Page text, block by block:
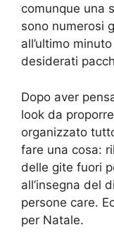
comunque una
sono numerosi
all’ultimo
desiderati
Dopo aver
look da
organizzato
fare una cosa:
delle gite fuori
all’insegna del
persone care.
per Natale.